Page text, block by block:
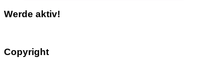
Werde aktiv!
Copyright